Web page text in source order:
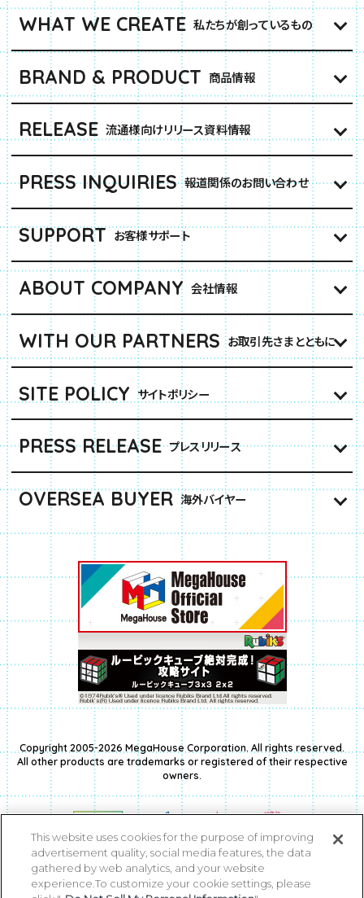
WHAT WE CREATE 私たちが創っているもの
BRAND & PRODUCT 商品情報
RELEASE 流通様向けリリース資料情報
PRESS INQUIRIES 報道関係のお問い合わせ
SUPPORT お客様サポート
ABOUT COMPANY 会社情報
WITH OUR PARTNERS お取引先さまとともに
SITE POLICY サイトポリシー
PRESS RELEASE プレスリリース
OVERSEA BUYER 海外バイヤー
Copyright 2005-2026 MegaHouse Corporation. All rights reserved.
All other products are trademarks or registered of their respective
owners.
This website uses cookies for the purpose of improving
advertisement quality, social media features, the data
gathered by web analytics, and your website
experience.To customize your cookie settings, please